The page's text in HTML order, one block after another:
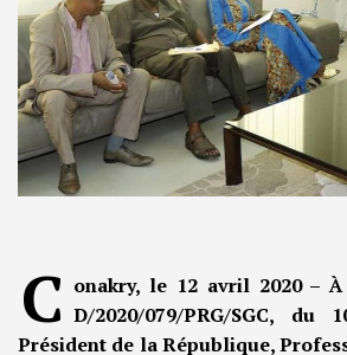
C onakry, le 12 avril 2020 –
D/2020/079/PRG/SGC,
Président de la République,